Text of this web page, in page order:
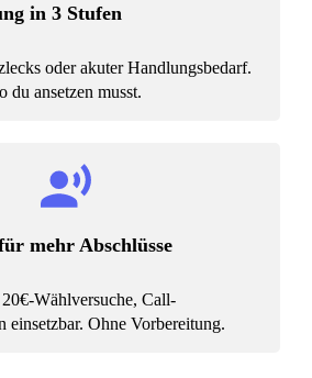
in 3 Stufen
oder akuter Handlungsbedarf.
ansetzen musst.
mehr Abschlüsse
Wählversuche, Call-
einsetzbar. Ohne Vorbereitung.